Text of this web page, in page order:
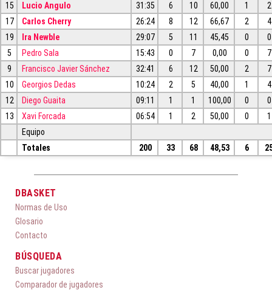
15
Lucio Angulo 31:35 6 10 60,00 1
2
17
Carlos Cherry 26:24 8 12 66,67 2
4
19
Ira Newble 29:07 5 11 45,45 0
0
5
Pedro Sala 15:43 0 7 0,00 0
7
9
Francisco Javier Sánchez 32:41 6 12 50,00 2
7
10
Georgios Dedas 10:24 2 5 40,00 1
4
12
Diego Guaita 09:11 1 1 100,00 0
0
13
Xavi Forcada 06:54 1 2 50,00 0
1
Equipo
Totales
200 33 68 48,53 6
DBASKET
Normas de Uso
Glosario
Contacto
BÚSQUEDA
Buscar jugadores
Comparador de jugadores